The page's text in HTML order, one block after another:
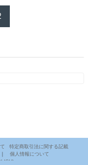
特定商取引法に関する記載
｜
個人情報について